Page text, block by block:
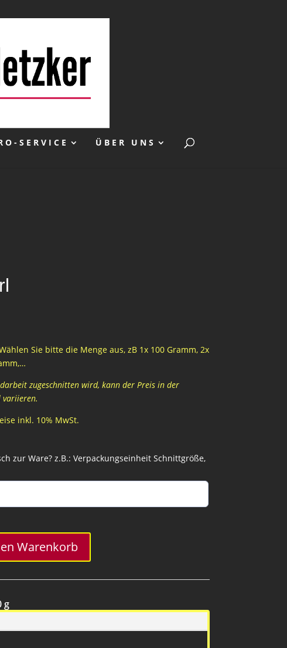
SERVICE ÜBER UNS
Sie bitte die Menge aus, zB 1x 100 Gramm, 2x
zugeschnitten wird, kann der Preis in der
variieren.
inkl. 10% MwSt.
zur Ware? z.B.: Verpackungseinheit Schnittgröße,
Warenkorb
g